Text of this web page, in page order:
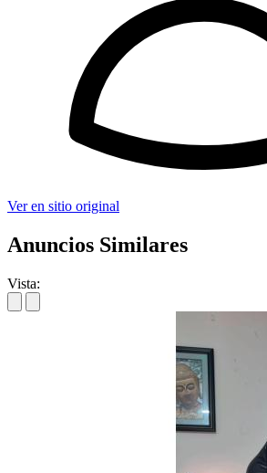
Ver en sitio original
Anuncios Similares
Vista: